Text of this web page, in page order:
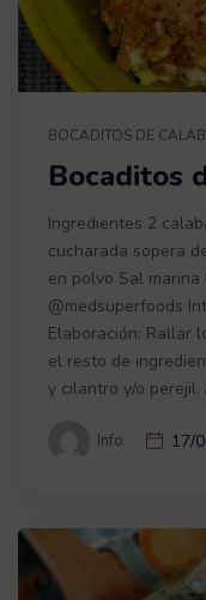
BOCADITOS DE
Bocaditos
Ingredientes 2
cucharada sopera
en polvo Sal
@medsuperfoods
Elaboración: Rallar
el resto de
y cilantro y/o
Info 17/